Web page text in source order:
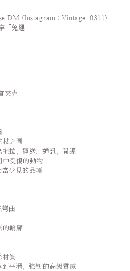
DM (Instagram：Vintage_0311)
「 免運 」
夾克
杖之圖
拉、運送、通訊、間諜
中受傷的動物
少見的品項
曲
的輪廓
材質
平滑、強韌的高級質感